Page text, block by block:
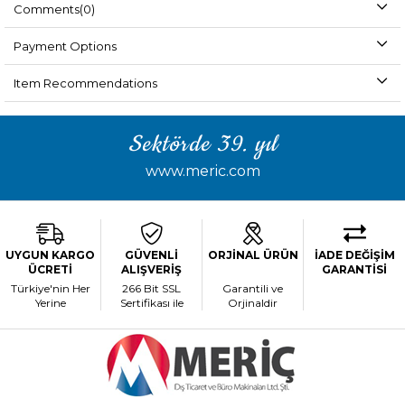
Comments(0)
Payment Options
Item Recommendations
Sektörde 39. yıl
www.meric.com
UYGUN KARGO
ÜCRETİ
Türkiye'nin Her
Yerine
GÜVENLİ
ALIŞVERİŞ
266 Bit SSL
Sertifikası ile
ORJİNAL ÜRÜN
Garantili ve
Orjinaldir
İADE DEĞİŞİM
GARANTİSİ